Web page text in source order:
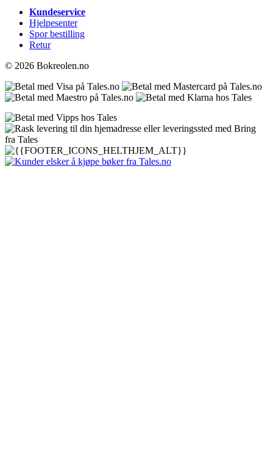
Kundeservice
Hjelpesenter
Spor bestilling
Retur
© 2026 Bokreolen.no